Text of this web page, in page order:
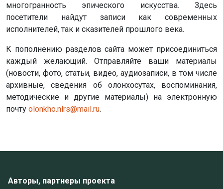
многогранность эпического искусства. Здесь
посетители найдут записи как современных
исполнителей, так и сказителей прошлого века.
К пополнению разделов сайта может присоединиться
каждый желающий. Отправляйте ваши материалы
(новости, фото, статьи, видео, аудиозаписи, в том числе
архивные, сведения об олонхосутах, воспоминания,
методические и другие материалы) на электронную
почту olonkho.nlrs@mail.ru.
Авторы, партнеры проекта